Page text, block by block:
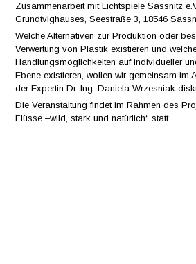
Zusammenarbeit mit Lichtspiele Sassnitz
Grundtvighauses, Seestraße 3, 18546
Welche Alternativen zur Produktion oder
Verwertung von Plastik existieren und
Handlungsmöglichkeiten auf individueller
Ebene existieren, wollen wir gemeinsam im
der Expertin Dr. Ing. Daniela Wrzesniak
Die Veranstaltung findet im Rahmen des
Flüsse –wild, stark und natürlich“ statt